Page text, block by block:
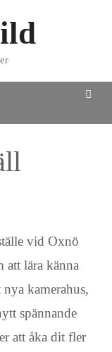
vid Oxnö
att lära känna
kamerahus,
spännande
att åka dit fler